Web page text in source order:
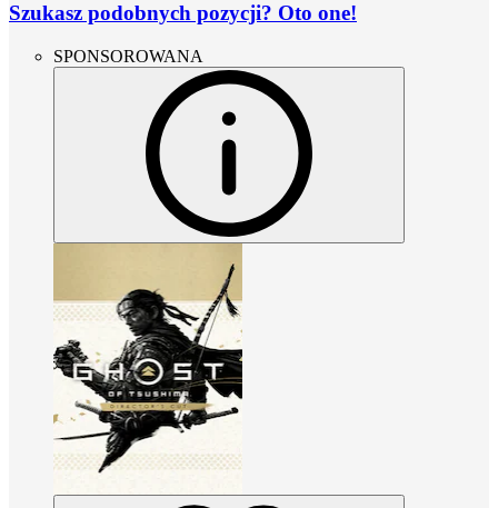
Szukasz podobnych pozycji? Oto one!
SPONSOROWANA